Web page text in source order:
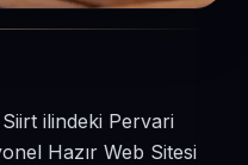
ilindeki Pervari
Hazır Web Sitesi